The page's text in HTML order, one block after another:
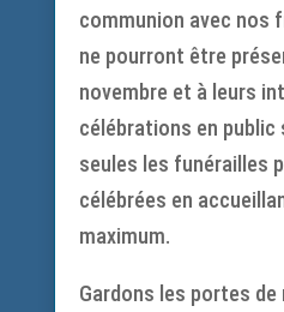
communion avec nos
ne pourront être
novembre et à leurs
célébrations en
seules les funérailles
célébrées en
maximum.
Gardons les portes de